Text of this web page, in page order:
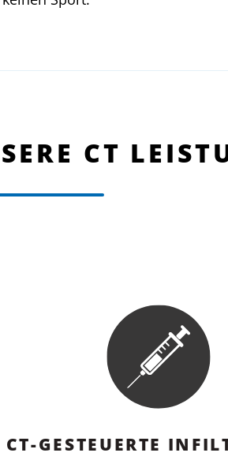
CT
CT-GESTEUERTE